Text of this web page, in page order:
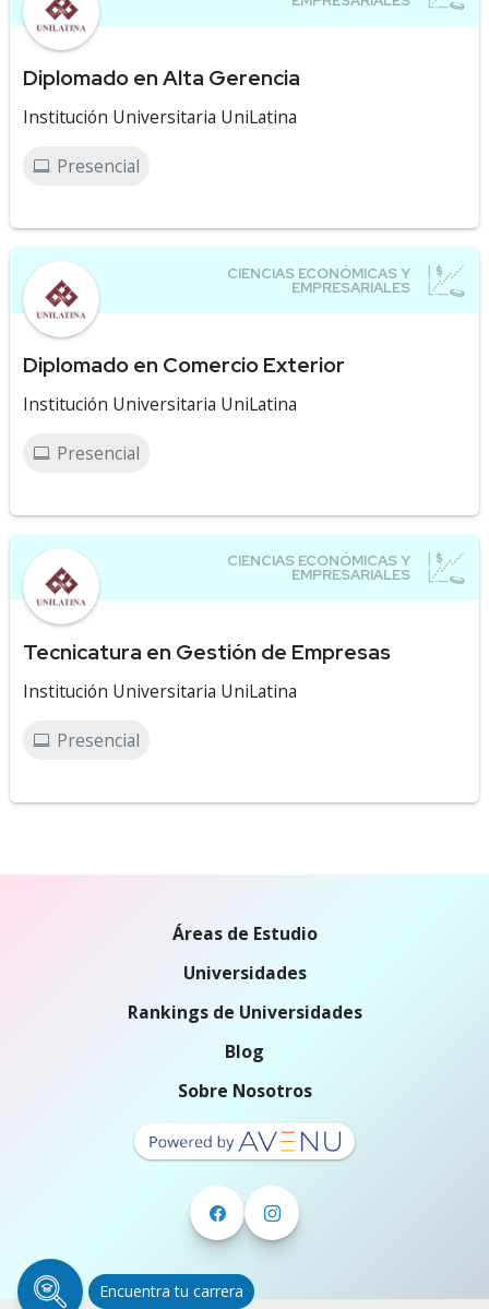
Diplomado en Alta Gerencia
Institución Universitaria UniLatina
Presencial
Diplomado en Comercio Exterior
Institución Universitaria UniLatina
Presencial
Tecnicatura en Gestión de Empresas
Institución Universitaria UniLatina
Presencial
Encuentra tu carrera
Áreas de Estudio
Universidades
Rankings de Universidades
Blog
Sobre Nosotros